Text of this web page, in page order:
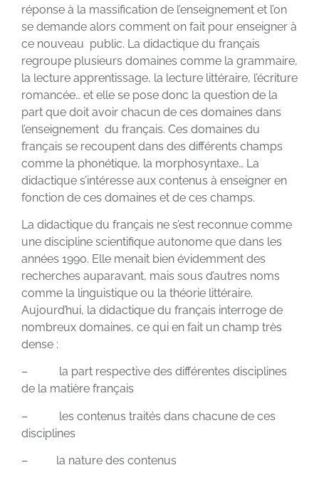
réponse à la massification de l’enseignement et l’on
se demande alors comment on fait pour enseigner à
ce nouveau public. La didactique du français
regroupe plusieurs domaines comme la grammaire,
la lecture apprentissage, la lecture littéraire, l’écriture
romancée… et elle se pose donc la question de la
part que doit avoir chacun de ces domaines dans
l’enseignement du français. Ces domaines du
français se recoupent dans des différents champs
comme la phonétique, la morphosyntaxe… La
didactique s’intéresse aux contenus à enseigner en
fonction de ces domaines et de ces champs.
La didactique du français ne s’est reconnue comme
une discipline scientifique autonome que dans les
années 1990. Elle menait bien évidemment des
recherches auparavant, mais sous d’autres noms
comme la linguistique ou la théorie littéraire.
Aujourd’hui, la didactique du français interroge de
nombreux domaines, ce qui en fait un champ très
dense :
– la part respective des différentes disciplines
de la matière français
– les contenus traités dans chacune de ces
disciplines
– la nature des contenus